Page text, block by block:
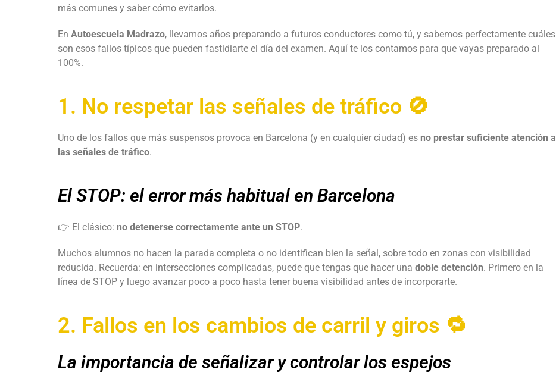
más comunes y saber cómo evitarlos.
En Autoescuela Madrazo, llevamos años preparando a futuros conductores como tú, y sabemos perfectamente cuáles
son esos fallos típicos que pueden fastidiarte el día del examen. Aquí te los contamos para que vayas preparado al
100%.
1. No respetar las señales de tráfico 🚫
Uno de los fallos que más suspensos provoca en Barcelona (y en cualquier ciudad) es no prestar suficiente atención a
las señales de tráfico.
El STOP: el error más habitual en Barcelona
👉 El clásico: no detenerse correctamente ante un STOP.
Muchos alumnos no hacen la parada completa o no identifican bien la señal, sobre todo en zonas con visibilidad
reducida. Recuerda: en intersecciones complicadas, puede que tengas que hacer una doble detención. Primero en la
línea de STOP y luego avanzar poco a poco hasta tener buena visibilidad antes de incorporarte.
2. Fallos en los cambios de carril y giros 🔁
La importancia de señalizar y controlar los espejos